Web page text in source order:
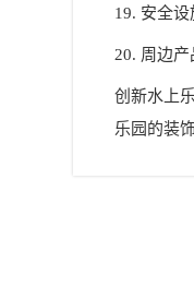
19. 安全
20. 周边
创新水上
乐园的装